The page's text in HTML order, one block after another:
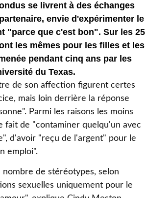
se livrent à des échanges
envie d'expérimenter le
"parce que c'est bon". Sur les 25
les mêmes pour les filles et les
pendant cinq ans par les
du Texas.
de son affection figurent certes
mais loin derrière la réponse
Parmi les raisons les moins
fait de "contaminer quelqu'un avec
d'avoir "reçu de l'argent" pour le
emploi".
de stéréotypes, selon
sexuelles uniquement pour le